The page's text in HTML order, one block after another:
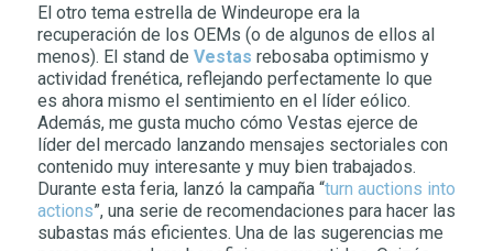
El otro tema estrella de Windeurope era la
recuperación de los OEMs (o de algunos de ellos al
menos). El stand de Vestas rebosaba optimismo y
actividad frenética, reflejando perfectamente lo que
es ahora mismo el sentimiento en el líder eólico.
Además, me gusta mucho cómo Vestas ejerce de
líder del mercado lanzando mensajes sectoriales con
contenido muy interesante y muy bien trabajados.
Durante esta feria, lanzó la campaña “turn auctions into
actions”, una serie de recomendaciones para hacer las
subastas más eficientes. Una de las sugerencias me